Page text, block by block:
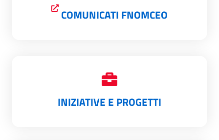
COMUNICATI FNOMCEO
INIZIATIVE E PROGETTI